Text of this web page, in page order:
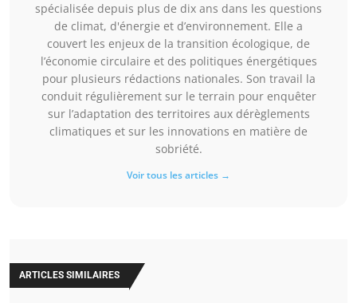
spécialisée depuis plus de dix ans dans les questions
de climat, d'énergie et d’environnement. Elle a
couvert les enjeux de la transition écologique, de
l’économie circulaire et des politiques énergétiques
pour plusieurs rédactions nationales. Son travail la
conduit régulièrement sur le terrain pour enquêter
sur l’adaptation des territoires aux dérèglements
climatiques et sur les innovations en matière de
sobriété.
Voir tous les articles →
ARTICLES SIMILAIRES